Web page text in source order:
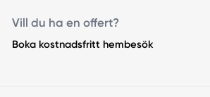
Vill du ha en offert?
Boka kostnadsfritt hembesök